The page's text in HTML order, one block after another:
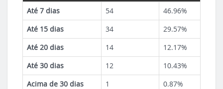
Até 7 dias
54
46.96%
Até 15 dias
34
29.57%
Até 20 dias
14
12.17%
Até 30 dias
12
10.43%
Acima de 30 dias
1 0.87%